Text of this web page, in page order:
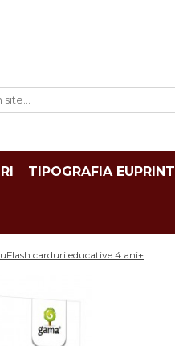
TIPOGRAFIA EUPRINT
carduri educative 4 ani+